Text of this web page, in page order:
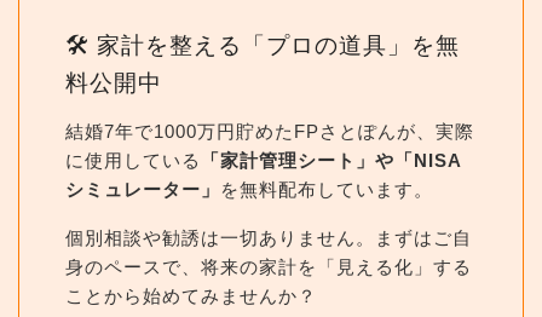
🛠 家計を整える「プロの道具」を無
料公開中
結婚7年で1000万円貯めたFPさとぽんが、実際
に使用している
「家計管理シート」や「NISA
シミュレーター」
を無料配布しています。
個別相談や勧誘は一切ありません。まずはご自
身のペースで、将来の家計を「見える化」する
ことから始めてみませんか？